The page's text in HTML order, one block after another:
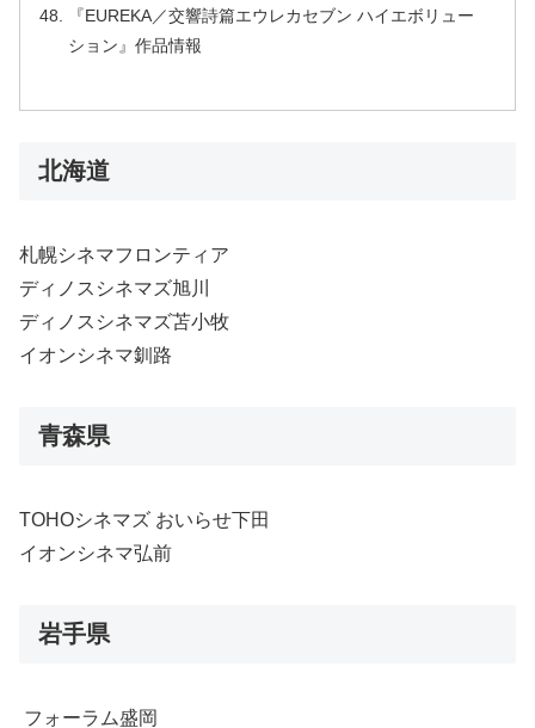
『EUREKA／交響詩篇エウレカセブン ハイエボリュー
ション』作品情報
北海道
札幌シネマフロンティア
ディノスシネマズ旭川
ディノスシネマズ苫小牧
イオンシネマ釧路
青森県
TOHOシネマズ おいらせ下田
イオンシネマ弘前
岩手県
フォーラム盛岡